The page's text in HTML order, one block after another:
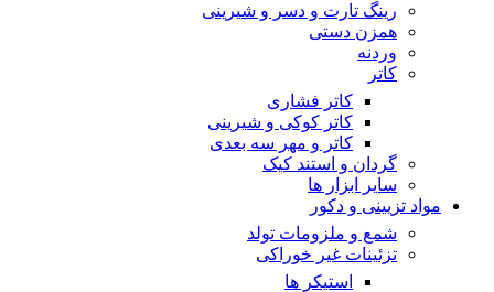
رینگ تارت و دسر و شیرینی
همزن دستی
وردنه
کاتر
کاتر فشاری
کاتر کوکی و شیرینی
کاتر و مهر سه بعدی
گردان و استند کیک
سایر ابزار ها
مواد تزیینی و دکور
شمع و ملزومات تولد
تزئینات غیر خوراکی
استیکر ها